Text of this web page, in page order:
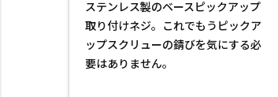
ステンレス製のベースピックアップ
取り付けネジ。これでもうピックア
ップスクリューの錆びを気にする必
要はありません。